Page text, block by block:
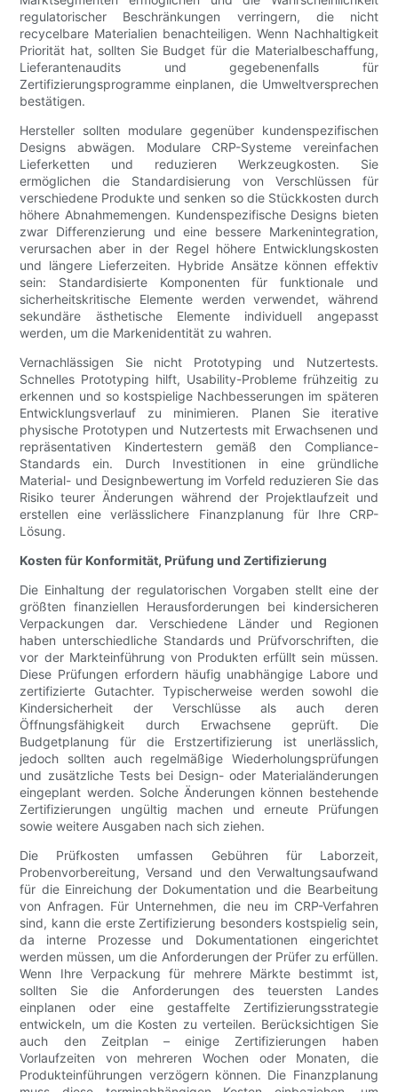
regulatorischer Beschränkungen verringern, die nicht
recycelbare Materialien benachteiligen. Wenn Nachhaltigkeit
Priorität hat, sollten Sie Budget für die Materialbeschaffung,
Lieferantenaudits und gegebenenfalls für
Zertifizierungsprogramme einplanen, die Umweltversprechen
bestätigen.
Hersteller sollten modulare gegenüber kundenspezifischen
Designs abwägen. Modulare CRP-Systeme vereinfachen
Lieferketten und reduzieren Werkzeugkosten. Sie
ermöglichen die Standardisierung von Verschlüssen für
verschiedene Produkte und senken so die Stückkosten durch
höhere Abnahmemengen. Kundenspezifische Designs bieten
zwar Differenzierung und eine bessere Markenintegration,
verursachen aber in der Regel höhere Entwicklungskosten
und längere Lieferzeiten. Hybride Ansätze können effektiv
sein: Standardisierte Komponenten für funktionale und
sicherheitskritische Elemente werden verwendet, während
sekundäre ästhetische Elemente individuell angepasst
werden, um die Markenidentität zu wahren.
Vernachlässigen Sie nicht Prototyping und Nutzertests.
Schnelles Prototyping hilft, Usability-Probleme frühzeitig zu
erkennen und so kostspielige Nachbesserungen im späteren
Entwicklungsverlauf zu minimieren. Planen Sie iterative
physische Prototypen und Nutzertests mit Erwachsenen und
repräsentativen Kindertestern gemäß den Compliance-
Standards ein. Durch Investitionen in eine gründliche
Material- und Designbewertung im Vorfeld reduzieren Sie das
Risiko teurer Änderungen während der Projektlaufzeit und
erstellen eine verlässlichere Finanzplanung für Ihre CRP-
Lösung.
Kosten für Konformität, Prüfung und Zertifizierung
Die Einhaltung der regulatorischen Vorgaben stellt eine der
größten finanziellen Herausforderungen bei kindersicheren
Verpackungen dar. Verschiedene Länder und Regionen
haben unterschiedliche Standards und Prüfvorschriften, die
vor der Markteinführung von Produkten erfüllt sein müssen.
Diese Prüfungen erfordern häufig unabhängige Labore und
zertifizierte Gutachter. Typischerweise werden sowohl die
Kindersicherheit der Verschlüsse als auch deren
Öffnungsfähigkeit durch Erwachsene geprüft. Die
Budgetplanung für die Erstzertifizierung ist unerlässlich,
jedoch sollten auch regelmäßige Wiederholungsprüfungen
und zusätzliche Tests bei Design- oder Materialänderungen
eingeplant werden. Solche Änderungen können bestehende
Zertifizierungen ungültig machen und erneute Prüfungen
sowie weitere Ausgaben nach sich ziehen.
Die Prüfkosten umfassen Gebühren für Laborzeit,
Probenvorbereitung, Versand und den Verwaltungsaufwand
für die Einreichung der Dokumentation und die Bearbeitung
von Anfragen. Für Unternehmen, die neu im CRP-Verfahren
sind, kann die erste Zertifizierung besonders kostspielig sein,
da interne Prozesse und Dokumentationen eingerichtet
werden müssen, um die Anforderungen der Prüfer zu erfüllen.
Wenn Ihre Verpackung für mehrere Märkte bestimmt ist,
sollten Sie die Anforderungen des teuersten Landes
einplanen oder eine gestaffelte Zertifizierungsstrategie
entwickeln, um die Kosten zu verteilen. Berücksichtigen Sie
auch den Zeitplan – einige Zertifizierungen haben
Vorlaufzeiten von mehreren Wochen oder Monaten, die
Produkteinführungen verzögern können. Die Finanzplanung